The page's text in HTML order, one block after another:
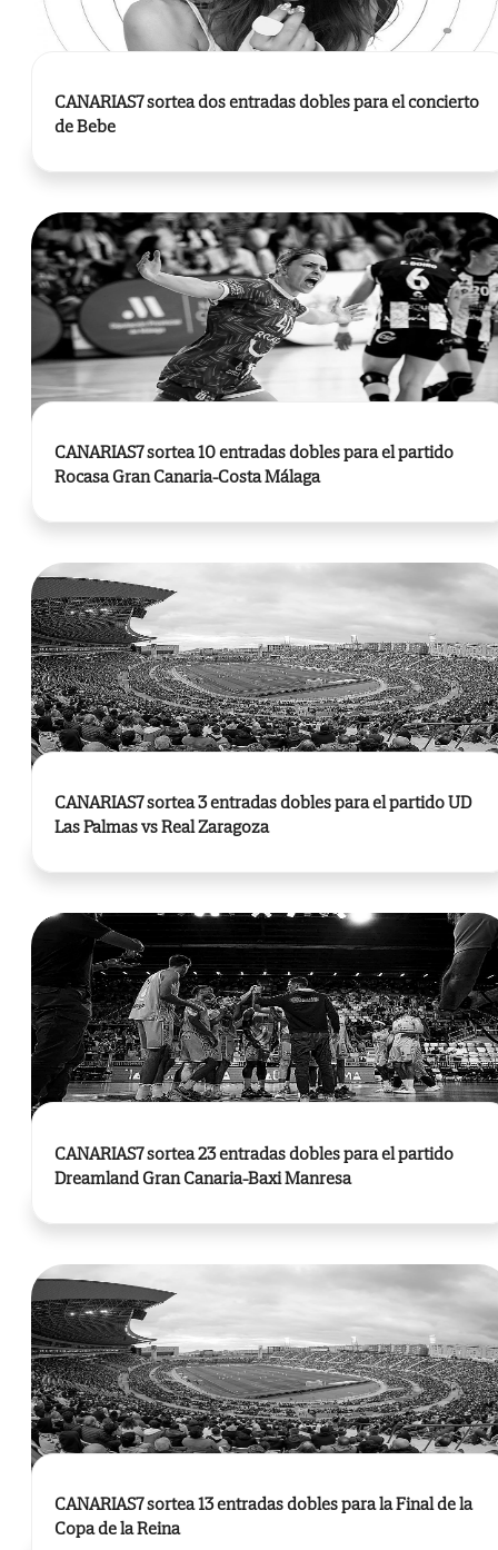
CANARIAS7 sortea dos entradas dobles para el concierto
de Bebe
CANARIAS7 sortea 10 entradas dobles para el partido
Rocasa Gran Canaria-Costa Málaga
CANARIAS7 sortea 3 entradas dobles para el partido UD
Las Palmas vs Real Zaragoza
CANARIAS7 sortea 23 entradas dobles para el partido
Dreamland Gran Canaria-Baxi Manresa
CANARIAS7 sortea 13 entradas dobles para la Final de la
Copa de la Reina